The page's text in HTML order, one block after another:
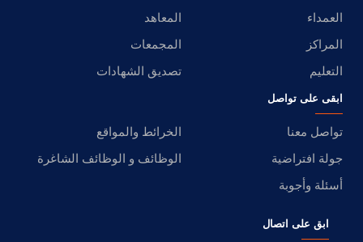
العمداء
المعاهد
المراكز
المجمعات
التعليم
تصديق الشهادات
ابقى على تواصل
تواصل معنا
الخرائط والمواقع
جولة افتراضية
الوظائف و الوظائف الشاغرة
أسئلة وأجوبة
ابق على اتصال